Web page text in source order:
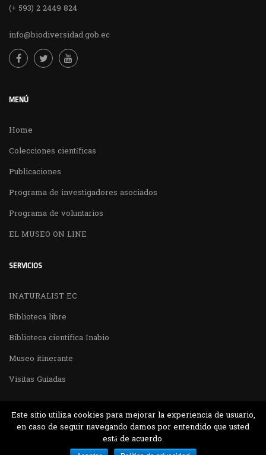
(+ 593) 2 2449 824
info@biodiversidad.gob.ec
MENÚ
Home
Colecciones científicas
Publicaciones
Programa de investigadores asociados
Programa de voluntarios
EL MUSEO ON LINE
SERVICIOS
INATURALIST EC
Biblioteca libre
Biblioteca cientifica Inabio
Museo itinerante
Visitas Guiadas
Desarrollado por MJTEC.
Este sitio utiliza cookies para mejorar la experiencia de usuario,
en caso de seguir navegando damos por entendido que usted
está de acuerdo.